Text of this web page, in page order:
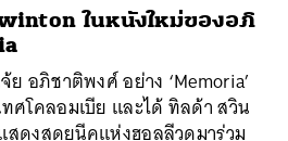
ในหนังใหม่ของอภิ
ย อภิชาติพงศ์ อย่าง ‘Memoria’
ทศโคลอมเบีย และได้ ทิลด้า สวิน
ดงสุดยูนีคแห่งฮอลลีวูดมาร่วม